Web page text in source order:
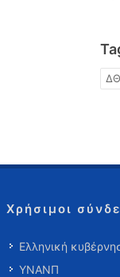
Χρήσιμοι
Ελληνική
ΥΝΑΝΠ